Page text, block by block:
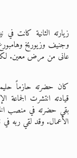
وجنيف وزيوريخ
عانى من مرض معين.
كان حضرته حازماً
قيادته انتشرت الجماعة
بقي حضرته في منصب
الأعمال. وقد لقي ربه في 8 تشرين الثاني (نوفمبر) من عام 1965م.